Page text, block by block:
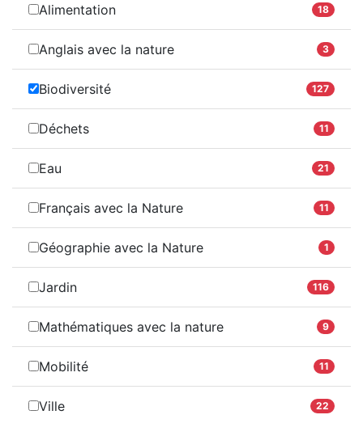
Alimentation 18
Anglais avec la nature 3
Biodiversité 127
Déchets 11
Eau 21
Français avec la Nature 11
Géographie avec la Nature 1
Jardin 116
Mathématiques avec la nature 9
Mobilité 11
Ville 22